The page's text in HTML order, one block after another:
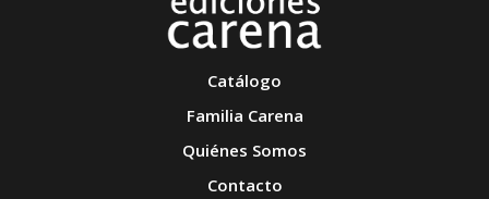
Catálogo
Familia Carena
Quiénes Somos
Contacto